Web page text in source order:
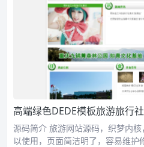
高端绿色DEDE模板旅游旅行
源码简介 旅游网站源码，织梦内
以使用，页面简洁明了，容易维护